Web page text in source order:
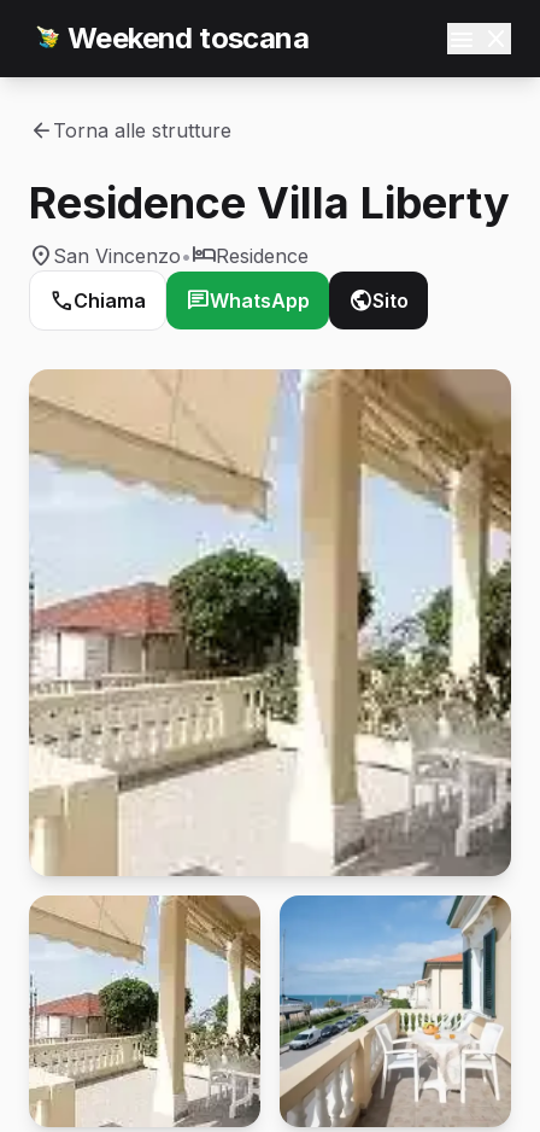
Weekend toscana
Torna alle strutture
Residence Villa Liberty
San Vincenzo•
Residence
Chiama
WhatsApp Sito